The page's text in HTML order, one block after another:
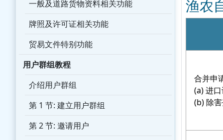
WhatsApp 贴图
一般及道路货物资料相关功能
牌照及许可证相关功能
贸易文件特别功能
用户群组教程
介绍用户群组
第 1 节: 建立用户群组
第 2 节: 邀请用户
渔农
合并申
(a) 进
(b) 除